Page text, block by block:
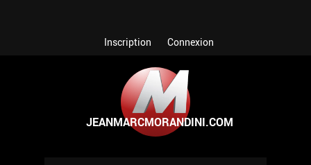
Inscription Connexion